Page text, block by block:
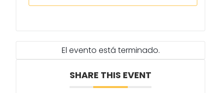
El evento está terminado.
SHARE THIS EVENT